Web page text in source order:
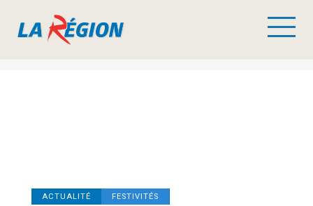
ACTUALITÉ FESTIVITÉS